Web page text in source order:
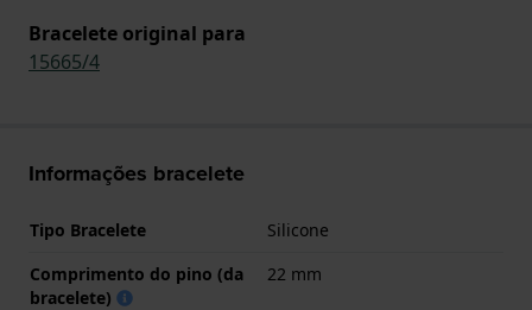
Bracelete original para
15665/4
Informações bracelete
Tipo Bracelete
Silicone
Comprimento do pino (da
bracelete)
22 mm